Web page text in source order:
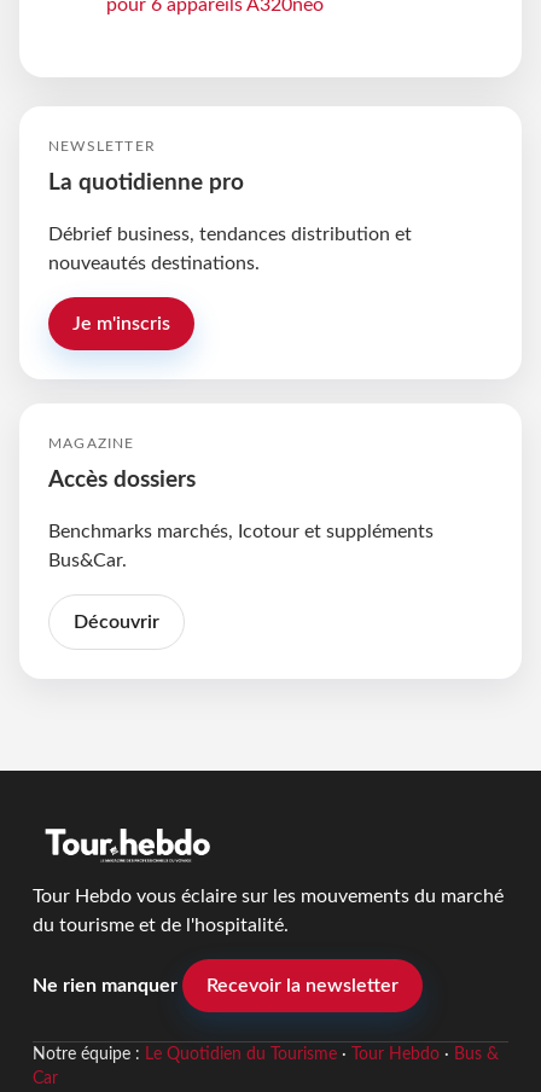
pour 6 appareils A320neo
NEWSLETTER
La quotidienne pro
Débrief business, tendances distribution et
nouveautés destinations.
Je m'inscris
MAGAZINE
Accès dossiers
Benchmarks marchés, Icotour et suppléments
Bus&Car.
Découvrir
Tour Hebdo vous éclaire sur les mouvements du marché
du tourisme et de l'hospitalité.
Ne rien manquer Recevoir la newsletter
Notre équipe : Le Quotidien du Tourisme· Tour Hebdo· Bus &
Car